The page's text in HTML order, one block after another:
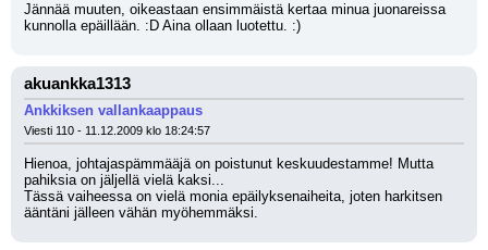
Jännää muuten, oikeastaan ensimmäistä kertaa minua juonareissa
kunnolla epäillään. :D Aina ollaan luotettu. :)
akuankka1313
Ankkiksen vallankaappaus
Viesti 110 - 11.12.2009 klo 18:24:57
Hienoa, johtajaspämmääjä on poistunut keskuudestamme! Mutta
pahiksia on jäljellä vielä kaksi...
Tässä vaiheessa on vielä monia epäilyksenaiheita, joten harkitsen
ääntäni jälleen vähän myöhemmäksi.